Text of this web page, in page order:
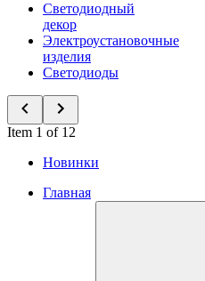
Светодиодный
декор
Электроустановочные
изделия
Светодиоды
Item 1 of 12
Новинки
Главная